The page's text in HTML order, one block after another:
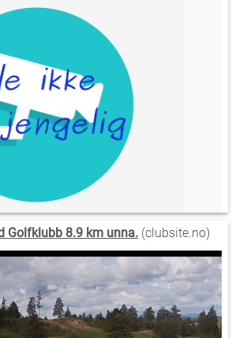
Golfklubb 8.9 km unna. (clubsite.no)